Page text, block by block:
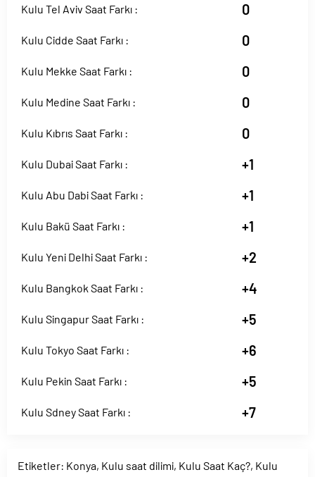
Kulu Tel Aviv Saat Farkı : 0
Kulu Cidde Saat Farkı : 0
Kulu Mekke Saat Farkı : 0
Kulu Medine Saat Farkı : 0
Kulu Kıbrıs Saat Farkı : 0
Kulu Dubai Saat Farkı : +1
Kulu Abu Dabi Saat Farkı : +1
Kulu Bakü Saat Farkı : +1
Kulu Yeni Delhi Saat Farkı : +2
Kulu Bangkok Saat Farkı : +4
Kulu Singapur Saat Farkı : +5
Kulu Tokyo Saat Farkı : +6
Kulu Pekin Saat Farkı : +5
Kulu Sdney Saat Farkı : +7
Etiketler: Konya, Kulu saat dilimi, Kulu Saat Kaç?, Kulu